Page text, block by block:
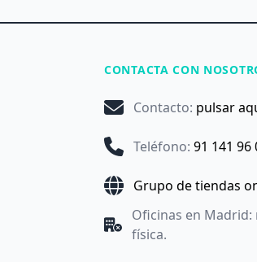
CONTACTA CON
Contacto: pulsar
Teléfono: 91 141 96
Grupo de tiendas
Oficinas en
física.